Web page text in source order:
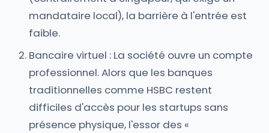
mandataire local), la barrière à l'entrée est
faible.
Bancaire virtuel : La société ouvre un compte
professionnel. Alors que les banques
traditionnelles comme HSBC restent
difficiles d'accès pour les startups sans
présence physique, l'essor des «